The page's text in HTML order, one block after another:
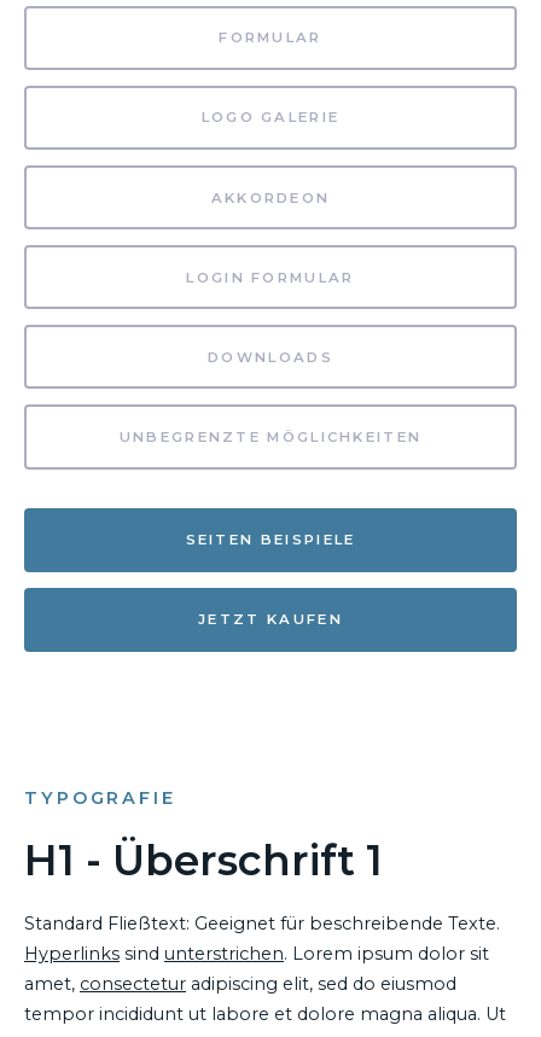
FORMULAR
LOGO GALERIE
AKKORDEON
LOGIN FORMULAR
DOWNLOADS
UNBEGRENZTE MÖGLICHKEITEN
SEITEN BEISPIELE
JETZT KAUFEN
TYPOGRAFIE
H1 - Überschrift 1
Standard Fließtext: Geeignet für beschreibende Texte.
Hyperlinks sind unterstrichen. Lorem ipsum dolor sit
amet, consectetur adipiscing elit, sed do eiusmod
tempor incididunt ut labore et dolore magna aliqua. Ut